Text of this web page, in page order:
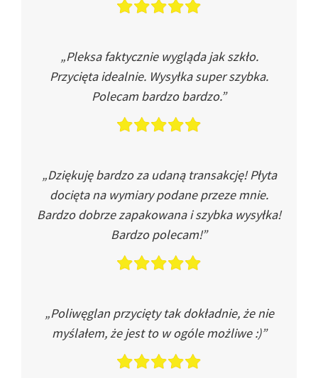
„Pleksa faktycznie wygląda jak szkło.
Przycięta idealnie. Wysyłka super szybka.
Polecam bardzo bardzo.”
„Dziękuję bardzo za udaną transakcję! Płyta
docięta na wymiary podane przeze mnie.
Bardzo dobrze zapakowana i szybka wysyłka!
Bardzo polecam!”
„Poliwęglan przycięty tak dokładnie, że nie
myślałem, że jest to w ogóle możliwe :)”